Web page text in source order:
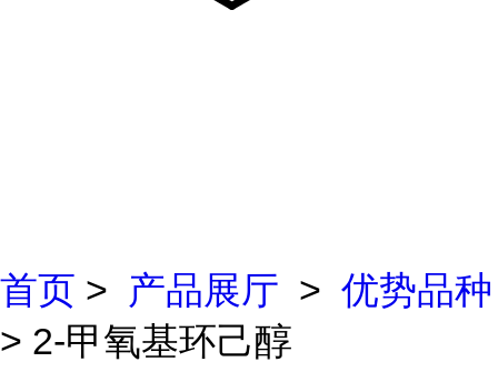
首页 > 产品展厅 > 优势品种
> 2-甲氧基环己醇